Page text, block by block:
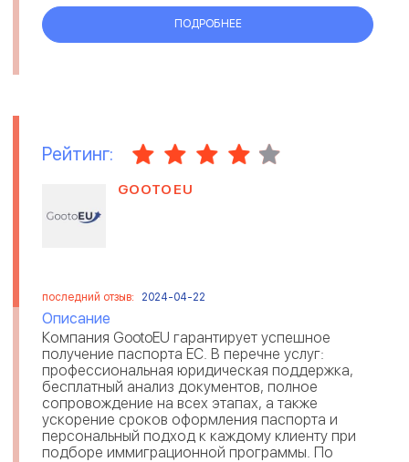
ПОДРОБНЕЕ
Рейтинг:
GOOTOEU
последний отзыв: 2024-04-22
Описание
Компания GootoEU гарантирует успешное
получение паспорта ЕС. В перечне услуг:
профессиональная юридическая поддержка,
бесплатный анализ документов, полное
сопровождение на всех этапах, а также
ускорение сроков оформления паспорта и
персональный подход к каждому клиенту при
подборе иммиграционной программы. По